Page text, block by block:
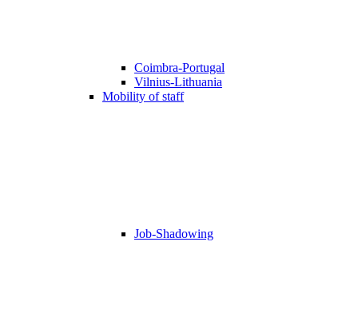
Coimbra-Portugal
Vilnius-Lithuania
Mobility of staff
Job-Shadowing